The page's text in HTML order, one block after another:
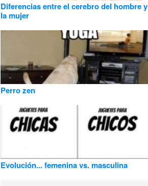
Diferencias entre el cerebro del hombre y
la mujer
Perro zen
Evolución... femenina vs. masculina